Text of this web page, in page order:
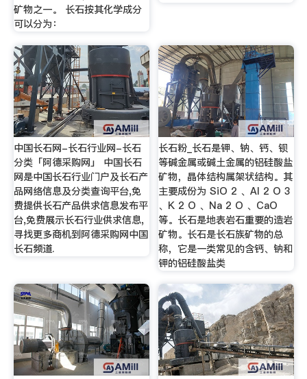
矿物之一。 长石按其化学成分
可以分为：
中国长石网-长石行业网-长石
分类「阿德采购网」 中国长石
网是中国长石行业门户及长石产
品网络信息及分类查询平台,免
费提供长石产品供求信息发布平
台,免费展示长石行业供求信息,
寻找更多商机到阿德采购网中国
长石频道.
长石粉_长石是钾、钠、钙、钡
等碱金属或碱土金属的铝硅酸盐
矿物，晶体结构属架状结构。其
主要成份为 SiO 2 、Al 2 O 3
、K 2 O 、Na 2 O 、CaO
等。长石是地表岩石重要的造岩
矿物。长石是长石族矿物的总
称，它是一类常见的含钙、钠和
钾的铝硅酸盐类